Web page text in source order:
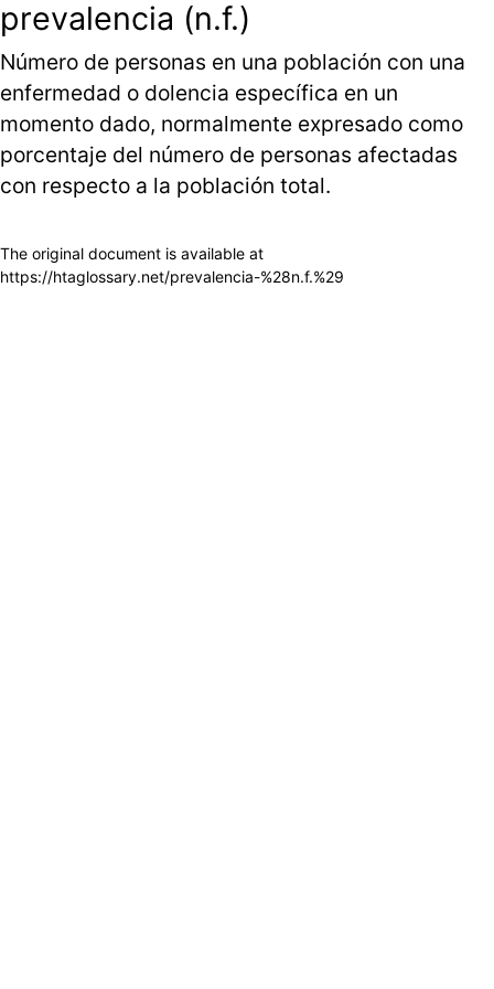
prevalencia (n.f.)
Número de personas en una población con una
enfermedad o dolencia específica en un
momento dado, normalmente expresado como
porcentaje del número de personas afectadas
con respecto a la población total.
The original document is available at
https://htaglossary.net/prevalencia-%28n.f.%29